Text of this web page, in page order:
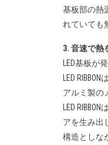
基板部の熱
れていても
3. 音速で熱
LED基板
LED
アルミ製の
LED
アを生み出
構造としな